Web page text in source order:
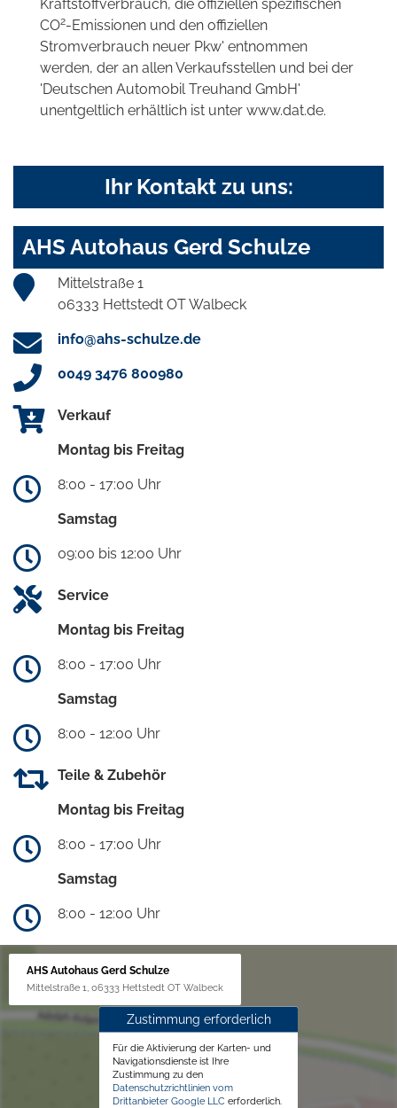
Kraftstoffverbrauch, die offiziellen spezifischen
CO2-Emissionen und den offiziellen
Stromverbrauch neuer Pkw' entnommen
werden, der an allen Verkaufsstellen und bei der
'Deutschen Automobil Treuhand GmbH'
unentgeltlich erhältlich ist unter www.dat.de.
Ihr Kontakt zu uns:
AHS Autohaus Gerd Schulze
Mittelstraße 1
06333 Hettstedt OT Walbeck
info@ahs-schulze.de
0049 3476 800980
Verkauf
Montag bis Freitag
8:00 - 17:00 Uhr
Samstag
09:00 bis 12:00 Uhr
Service
Montag bis Freitag
8:00 - 17:00 Uhr
Samstag
8:00 - 12:00 Uhr
Teile & Zubehör
Montag bis Freitag
8:00 - 17:00 Uhr
Samstag
8:00 - 12:00 Uhr
AHS Autohaus Gerd Schulze
Mittelstraße 1, 06333 Hettstedt OT Walbeck
Zustimmung erforderlich
Für die Aktivierung der Karten- und
Navigationsdienste ist Ihre
Zustimmung zu den
Datenschutzrichtlinien vom
Drittanbieter Google LLC erforderlich.